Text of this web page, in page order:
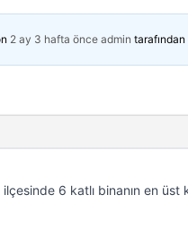
2 ay 3 hafta önce admin
ilçesinde 6 katlı binanın en üst